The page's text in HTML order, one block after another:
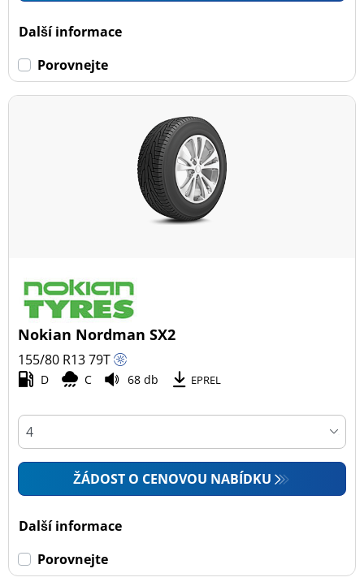
Další informace
Porovnejte
Nokian Nordman SX2
155/80 R1379T
D C 68 db EPREL
ŽÁDOST O CENOVOU NABÍDKU
Další informace
Porovnejte